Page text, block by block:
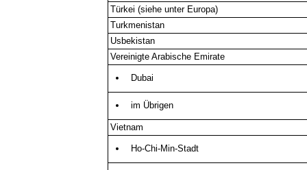
Türkei (siehe unter Europa)
Turkmenistan
Usbekistan
Vereinigte Arabische Emirate
Dubai
im Übrigen
Vietnam
Ho-Chi-Min-Stadt